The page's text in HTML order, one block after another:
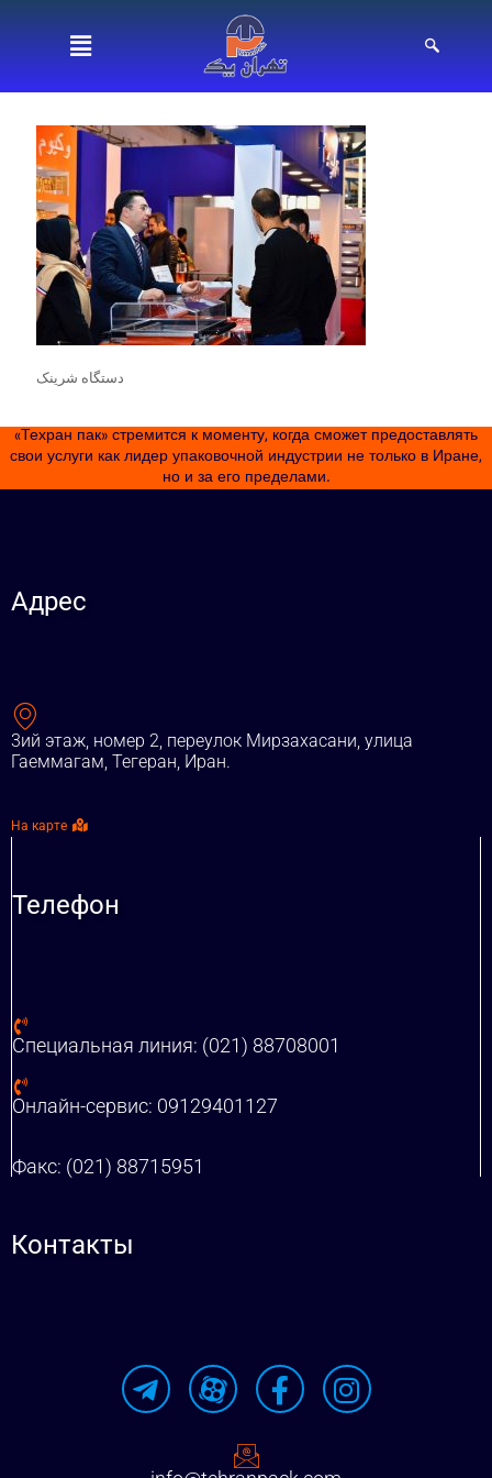
دستگاه شرینک
«Техран пак» стремится к моменту, когда сможет предоставлять
свои услуги как лидер упаковочной индустрии не только в Иране,
но и за его пределами.
Адрес
3ий этаж, номер 2, переулок Мирзахасани, улица
Гаеммагам, Тегеран, Иран.
На карте
Телефон
Специальная линия: (021) 88708001
Онлайн-сервис: 09129401127
Факс: (021) 88715951
Контакты